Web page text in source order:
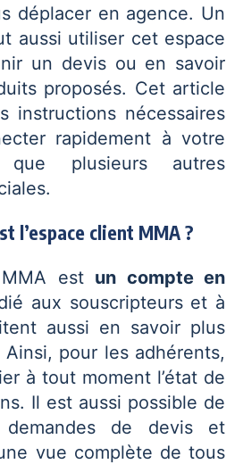
déplacer en agence. Un
aussi utiliser cet espace
un devis ou en savoir
proposés. Cet article
instructions nécessaires
rapidement à votre
plusieurs autres
l’espace client MMA ?
MMA est un compte en
aux souscripteurs et à
aussi en savoir plus
pour les adhérents,
à tout moment l’état de
Il est aussi possible de
demandes de devis et
vue complète de tous